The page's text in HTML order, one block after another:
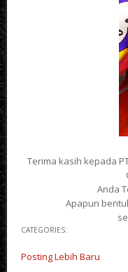
Terima kasih kepada
Anda
Apapun
CATEGORIES:
Posting Lebih Baru